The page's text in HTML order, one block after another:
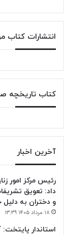
انتشارات کتاب
کتاب تاریخچه
آخرین اخبار
رئیس مرکز امور
داد: تعویق
و دختران به
۱۸ مرداد ۱۴۰۵ ۱۳:۳۹
استاندار پایتخت: